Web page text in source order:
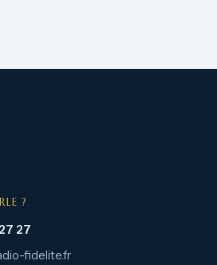
?
27
fidelite.fr